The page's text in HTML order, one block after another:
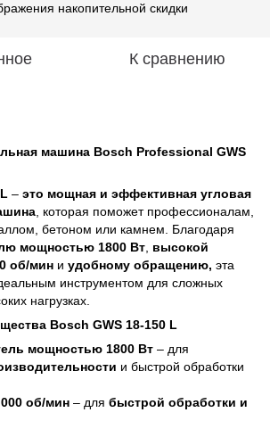
накопительной скидки
К сравнению
машина Bosch Professional GWS
– это мощная и эффективная угловая
, которая поможет профессионалам,
бетоном или камнем. Благодаря
мощностью 1800 Вт высокой
об/мин и удобному обращению, эта
инструментом для сложных
нагрузках.
Bosch GWS 18-150 L
мощностью 1800 Вт – для
и быстрой обработки
об/мин – для быстрой обработки и